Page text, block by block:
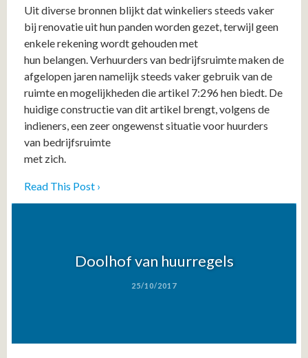
Uit diverse bronnen blijkt dat winkeliers steeds vaker
bij renovatie uit hun panden worden gezet, terwijl geen
enkele rekening wordt gehouden met
hun belangen. Verhuurders van bedrijfsruimte maken de
afgelopen jaren namelijk steeds vaker gebruik van de
ruimte en mogelijkheden die artikel 7:296 hen biedt. De
huidige constructie van dit artikel brengt, volgens de
indieners, een zeer ongewenst situatie voor huurders
van bedrijfsruimte
met zich.
Read This Post ›
Doolhof van huurregels
25/10/2017